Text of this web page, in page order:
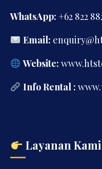
WhatsApp: +62 822
Email:
Website:
Info Rental :
Layanan Kami